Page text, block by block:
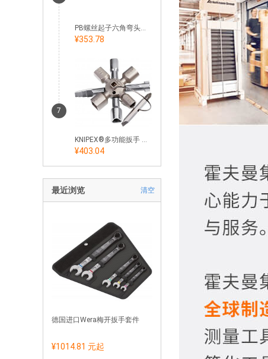
7
PB螺丝起子六角弯头套装，长型 粉末涂层
¥353.78
KNIPEX®多功能扳手 Twinkey®
¥403.04
最近浏览 清空
德国进口Wera梅开扳手套件
¥1014.81 元起